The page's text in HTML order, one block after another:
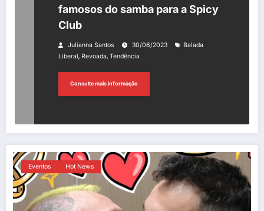
famosos do samba para a Spicy
Club
Julianna Santos 30/06/2023
Balada
Liberal, Revoada, Tendência
Consulte mais informação
Eventos Hot News